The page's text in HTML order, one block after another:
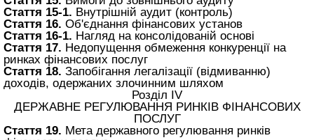
Стаття 15-1. Внутрішній аудит (контроль)
Стаття 16. Об'єднання фінансових установ
Стаття 16-1. Нагляд на консолідованій основі
Стаття 17. Недопущення обмеження конкуренції на
ринках фінансових послуг
Стаття 18. Запобігання легалізації (відмиванню)
доходів, одержаних злочинним шляхом
Розділ IV
ДЕРЖАВНЕ РЕГУЛЮВАННЯ РИНКІВ ФІНАНСОВИХ
ПОСЛУГ
Стаття 19. Мета державного регулювання ринків